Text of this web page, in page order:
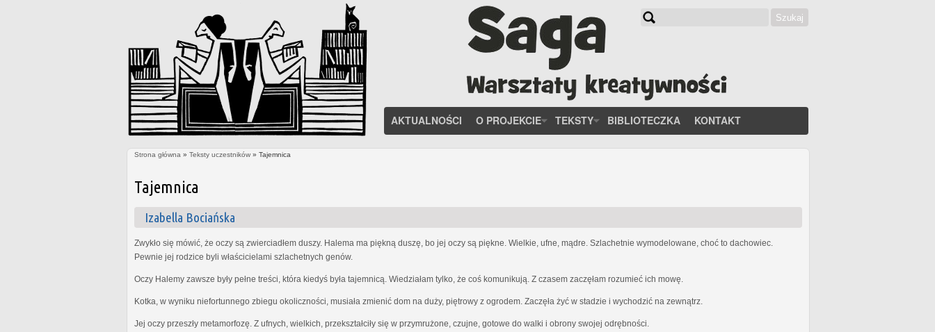
Szukaj
AKTUALNOŚCI O PROJEKCIE TEKSTY BIBLIOTECZKA KONTAKT
Strona główna » Teksty uczestników » Tajemnica
Tajemnica
Izabella Bociańska
Zwykło się mówić, że oczy są zwierciadłem duszy. Halema ma piękną duszę, bo jej oczy są piękne. Wielkie, ufne, mądre. Szlachetnie wymodelowane, choć to dachowiec.
Pewnie jej rodzice byli właścicielami szlachetnych genów.
Oczy Halemy zawsze były pełne treści, która kiedyś była tajemnicą. Wiedziałam tylko, że coś komunikują. Z czasem zaczęłam rozumieć ich mowę.
Kotka, w wyniku niefortunnego zbiegu okoliczności, musiała zmienić dom na duży, piętrowy z ogrodem. Zaczęła żyć w stadzie i wychodzić na zewnątrz.
Jej oczy przeszły metamorfozę. Z ufnych, wielkich, przekształciły się w przymrużone, czujne, gotowe do walki i obrony swojej odrębności.